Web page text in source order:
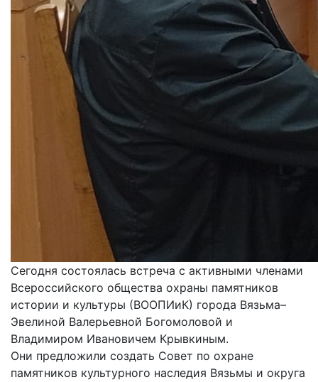
Сегодня состоялась встреча с активными членами
Всероссийского общества охраны памятников
истории и культуры (ВООПИиК) города Вязьма–
Эвелиной Валерьевной Богомоловой и
Владимиром Ивановичем Крывкиным.
Они предложили создать Совет по охране
памятников культурного наследия Вязьмы и округа